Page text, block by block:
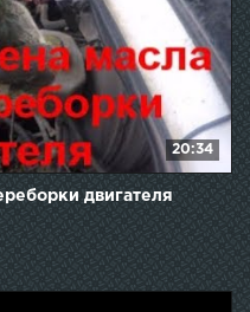
20:34
двигателя